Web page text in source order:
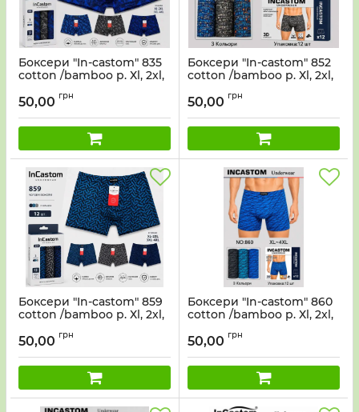
Боксери "In-castom" 835
cotton /bamboo р. Хl, 2xl,
12 шт
50,00 грн
Боксери "In-castom" 852
cotton /bamboo р. Хl, 2xl,
12 шт
50,00 грн
Боксери "In-castom" 859
cotton /bamboo р. Хl, 2xl,
12 шт
50,00 грн
Боксери "In-castom" 860
cotton /bamboo р. Хl, 2xl,
12 шт
50,00 грн